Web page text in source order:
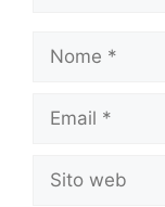
Nome
Email
Sito
web